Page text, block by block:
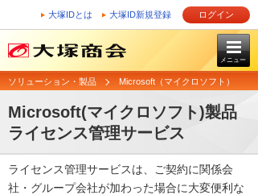
大塚IDとは 大塚ID新規登録 ログイン
メニュー
ソリューション・製品 Microsoft（マイクロソフト）
Microsoft(マイクロソフト)製品
ライセンス管理サービス
ライセンス管理サービスは、ご契約に関係会
社・グループ会社が加わった場合に大変便利な